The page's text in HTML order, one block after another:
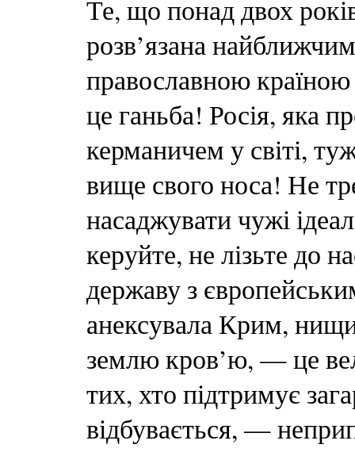
Те, що понад двох
розв’язана
православною
це ганьба! Росія, яка
керманичем у світі,
вище свого носа! Не
насаджувати чужі
керуйте, не лізьте до
державу з
анексувала Крим,
землю кров’ю, — це
тих, хто підтримує
відбувається, —